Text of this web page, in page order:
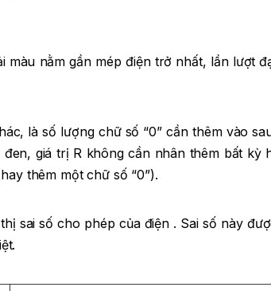
màu nằm gần mép điện trở nhất, lần lượt
là số lượng chữ số “0” cần thêm vào
giá trị R không cần nhân thêm bất kỳ
thêm một chữ số “0”).
sai số cho phép của điện . Sai số này